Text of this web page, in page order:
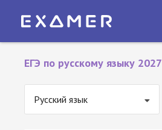
ЕГЭ по русскому языку 2027
Русский язык